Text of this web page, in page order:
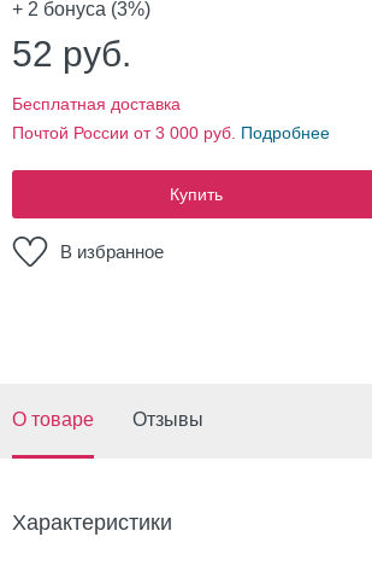
+ 2 бонуса (3%)
52 руб.
Бесплатная доставка
Почтой России от 3 000 руб. Подробнее
Купить
В избранное
О товаре Отзывы
Характеристики